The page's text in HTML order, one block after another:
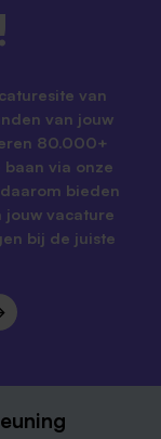
van
van jouw
80.000+
via onze
bieden
vacature
bij de juiste